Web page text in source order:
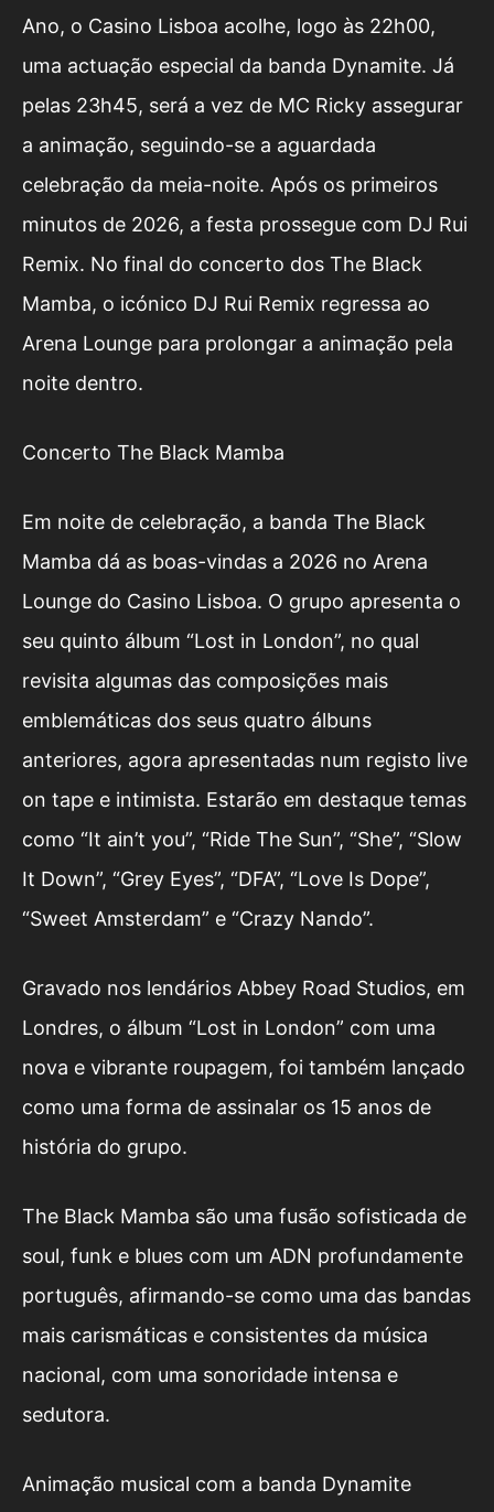
Ano, o Casino Lisboa acolhe, logo às 22h00,
uma actuação especial da banda Dynamite. Já
pelas 23h45, será a vez de MC Ricky assegurar
a animação, seguindo-se a aguardada
celebração da meia-noite. Após os primeiros
minutos de 2026, a festa prossegue com DJ Rui
Remix. No final do concerto dos The Black
Mamba, o icónico DJ Rui Remix regressa ao
Arena Lounge para prolongar a animação pela
noite dentro.
Concerto The Black Mamba
Em noite de celebração, a banda The Black
Mamba dá as boas-vindas a 2026 no Arena
Lounge do Casino Lisboa. O grupo apresenta o
seu quinto álbum “Lost in London”, no qual
revisita algumas das composições mais
emblemáticas dos seus quatro álbuns
anteriores, agora apresentadas num registo live
on tape e intimista. Estarão em destaque temas
como “It ain’t you”, “Ride The Sun”, “She”, “Slow
It Down”, “Grey Eyes”, “DFA”, “Love Is Dope”,
“Sweet Amsterdam” e “Crazy Nando”.
Gravado nos lendários Abbey Road Studios, em
Londres, o álbum “Lost in London” com uma
nova e vibrante roupagem, foi também lançado
como uma forma de assinalar os 15 anos de
história do grupo.
The Black Mamba são uma fusão sofisticada de
soul, funk e blues com um ADN profundamente
português, afirmando-se como uma das bandas
mais carismáticas e consistentes da música
nacional, com uma sonoridade intensa e
sedutora.
Animação musical com a banda Dynamite